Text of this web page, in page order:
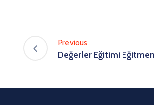
Previous
Değerler Eğitimi